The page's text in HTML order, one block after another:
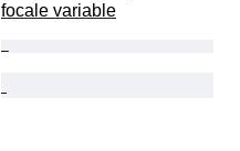
focale variable